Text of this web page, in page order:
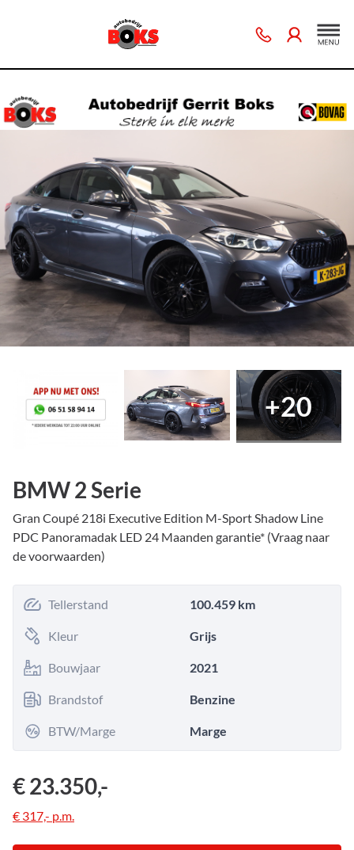
+20
BMW 2 Serie
Gran Coupé 218i Executive Edition M-Sport Shadow Line
PDC Panoramadak LED 24 Maanden garantie* (Vraag naar
de voorwaarden)
Tellerstand 100.459 km
Kleur Grijs
Bouwjaar 2021
Brandstof Benzine
BTW/Marge Marge
€ 23.350,-
€ 317,- p.m.